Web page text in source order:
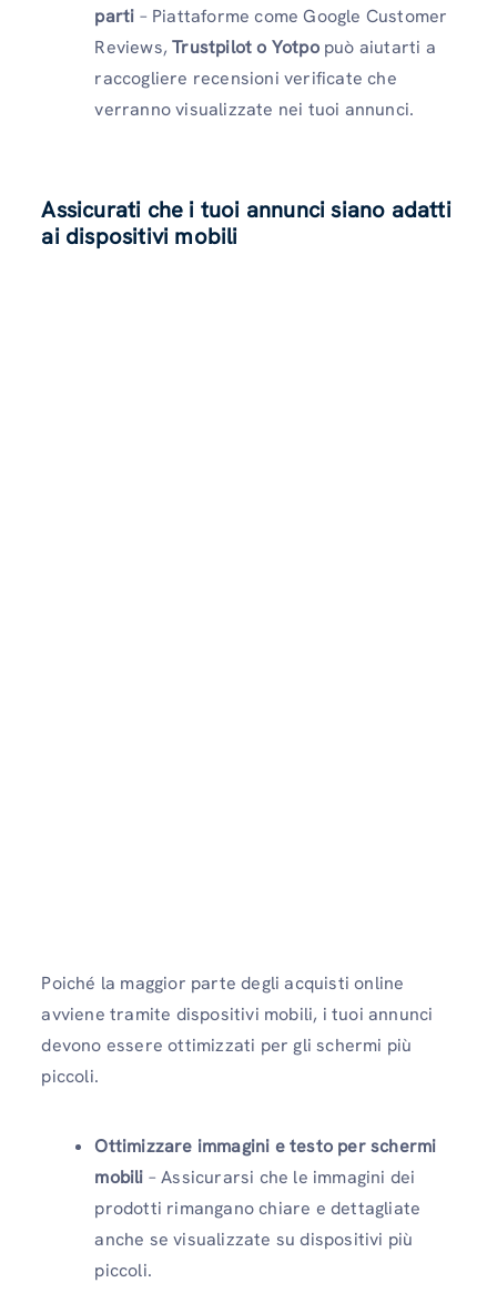
parti – Piattaforme come Google Customer
Reviews,Trustpilot o Yotpopuò aiutarti a
raccogliere recensioni verificate che
verranno visualizzate nei tuoi annunci.
Assicurati che i tuoi annunci siano adatti
ai dispositivi mobili
Poiché la maggior parte degli acquisti online
avviene tramite dispositivi mobili, i tuoi annunci
devono essere ottimizzati per gli schermi più
piccoli.
Ottimizzare immagini e testo per schermi
mobili – Assicurarsi che le immagini dei
prodotti rimangano chiare e dettagliate
anche se visualizzate su dispositivi più
piccoli.